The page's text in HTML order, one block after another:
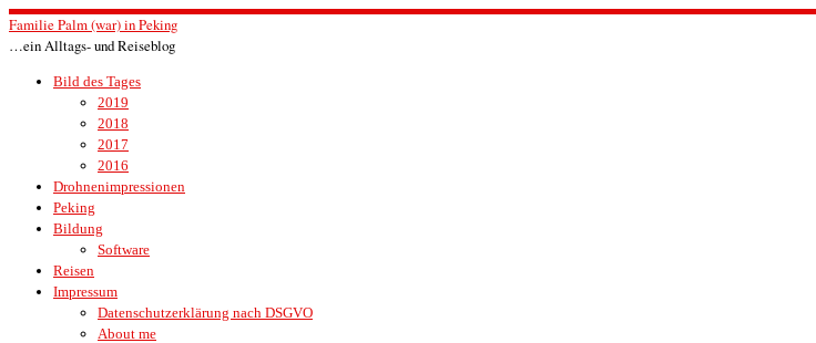
Zum
Inhalt
Familie Palm (war) in Peking
…ein Alltags- und Reiseblog
Bild des Tages
2019
2018
2017
2016
Drohnenimpressionen
Peking
Bildung
Software
Reisen
Impressum
Datenschutzerklärung nach DSGVO
About me